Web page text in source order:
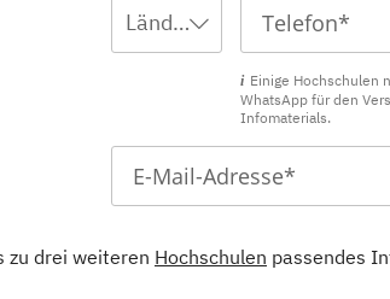
Ländervorwahl wählen ...
Einige Hochschulen
WhatsApp für den
Infomaterials.
zu drei weiteren Hochschulen passendes